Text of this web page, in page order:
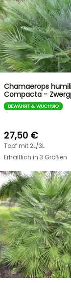
Chamaerops
Compacta -
BEWÄHRT & WÜCHSIG
27,50 €
Topf mit 2L/3L
Erhältlich in 3 Größen